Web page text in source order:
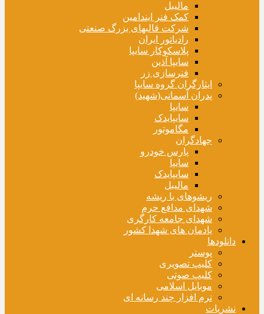
مالیبل
کمک فنر ایندامین
شرکت قالبهای بزرگ صنعتی
رادیاتور ایران
پلاسکوکار سایپا
سایپا آذین
فنرسازی زر
ایثارگران گروه سایپا
پدران آسمانی(شهید)
سایپا
سایپایدک
مگاموتور
جهادگران
پارس خودرو
سایپا
سایپایدک
مالیبل
ریشوهای با ریشه
شهدای مدافع حرم
شهدای جامعه کارگری
یادمان های شهدا کشور
دانلودها
پوستر
کلیپ تصویری
کلیپ صوتی
موبایل اسلامی
نرم افزار چند رسانه ای
نشریات